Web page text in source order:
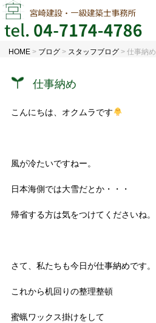
HOME > ブログ > スタッフブログ >仕事納め
仕事納め
こんにちは、オクムラです
風が冷たいですねー。
日本海側では大雪だとか・・・
帰省する方は気をつけてくださいね。
さて、私たちも今日が仕事納めです。
これから机回りの整理整頓
蜜蝋ワックス掛けをして